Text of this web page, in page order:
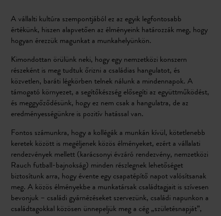
A vállalti kultúra szempontjából ez az egyik legfontosabb
értékünk, hiszen alapvetően az élményeink határozzák meg, hogy
hogyan érezzük magunkat a munkahelyünkön.
Kimondottan örülünk neki, hogy egy nemzetközi konszern
részeként is meg tudtuk őrizni a családias hangulatot, és
közvetlen, baráti légkörben telnek nálunk a mindennapok. A
támogató környezet, a segítőkészség elősegíti az együttműködést,
és meggyőződésünk, hogy ez nem csak a hangulatra, de az
eredményességünkre is pozitív hatással van.
Fontos számunkra, hogy a kollégák a munkán kívül, kötetlenebb
keretek között is megéljenek közös élményeket, ezért a vállalati
rendezvények mellett (karácsonyi évzáró rendezvény, nemzetközi
Rauch futball-bajnokság) minden részlegnek lehetőséget
biztosítunk arra, hogy évente egy csapatépítő napot valósítsanak
meg. A közös élményekbe a munkatársak családtagjait is szívesen
bevonjuk – családi gyárnézéseket szervezünk, családi napunkon a
családtagokkal közösen ünnepeljük meg a cég „születésnapját”,